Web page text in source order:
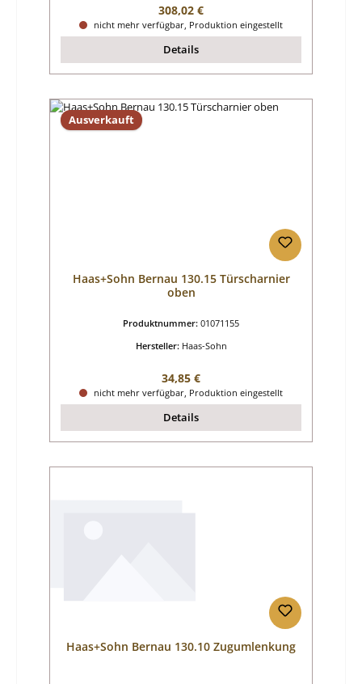
Regulärer Preis:
308,02 €
nicht mehr verfügbar, Produktion eingestellt
Details
Ausverkauft
Haas+Sohn Bernau 130.15 Türscharnier
oben
Produktnummer: 01071155
Hersteller: Haas-Sohn
Regulärer Preis:
34,85 €
nicht mehr verfügbar, Produktion eingestellt
Details
Haas+Sohn Bernau 130.10 Zugumlenkung